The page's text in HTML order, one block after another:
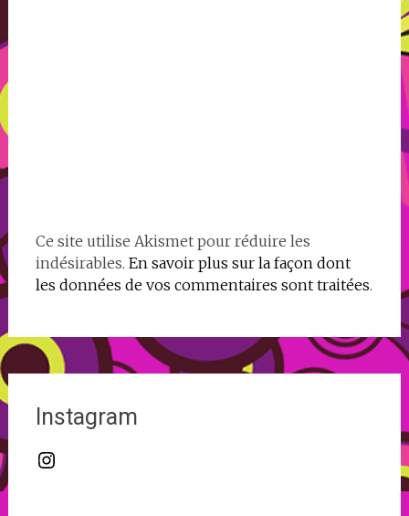
Ce site utilise Akismet pour réduire les
indésirables. En savoir plus sur la façon dont
les données de vos commentaires sont traitées.
Instagram
Instagram